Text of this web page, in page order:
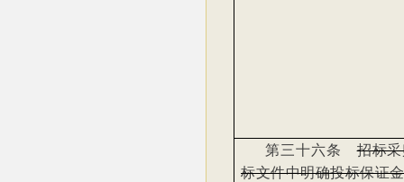
第三十六条招标
标文件中明确投标保证